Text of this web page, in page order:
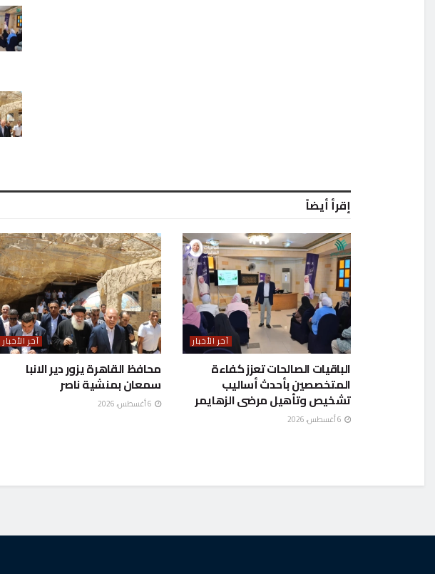
إقرأ أيضاً
آخر الأخبار
الباقيات الصالحات تعزز كفاءة
المتخصصين بأحدث أساليب
تشخيص وتأهيل مرضى الزهايمر
آخر الأخبار
محافظ القاهرة يزور دير الانبا
سمعان بمنشية ناصر